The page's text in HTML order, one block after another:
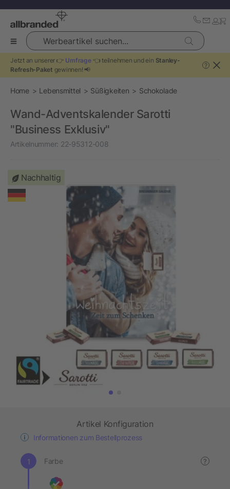
Werbeartikel suchen...
Jetzt an unserer 👉 Umfrage👈 teilnehmen und ein Stanley-
Refresh-Paket gewinnen! 📢
?
Home Lebensmittel Süßigkeiten Schokolade
Wand-Adventskalender Sarotti
"Business Exklusiv"
Artikelnummer: 22-95312-008
Nachhaltig
Artikel Konfiguration
Informationen zum Bestellprozess
Farbe ?